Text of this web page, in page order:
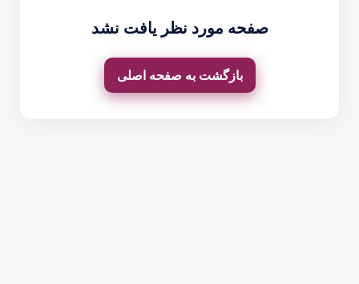
صفحه مورد نظر یافت نشد
بازگشت به صفحه اصلی